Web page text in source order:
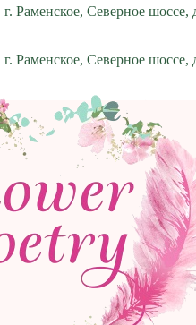
г. Раменское, Северное шоссе,
г. Раменское, Северное